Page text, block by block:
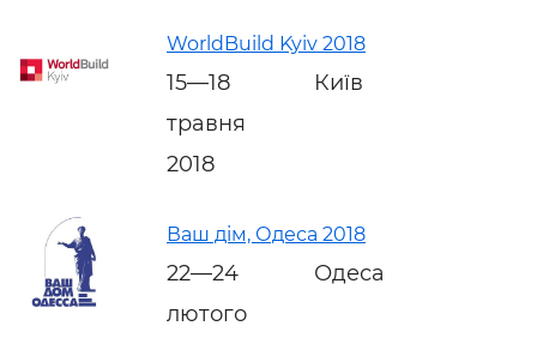
WorldBuild Kyiv 2018
15—18
травня
2018
Київ
Ваш дім, Одеса 2018
22—24
лютого
Одеса